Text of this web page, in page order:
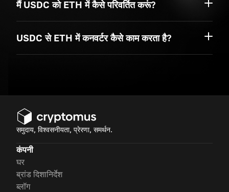
मैं USDC को ETH में कैसे परिवर्तित करूं?
USDC से ETH में कनवर्टर कैसे काम करता है?
समुदाय, विश्वसनीयता, प्रेरणा, समर्थन.
कंपनी
घर
ब्रांड दिशानिर्देश
ब्लॉग